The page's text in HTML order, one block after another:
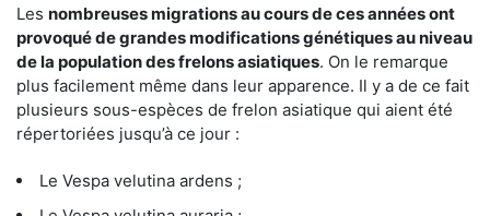
Les nombreuses migrations au cours de ces années ont
provoqué de grandes modifications génétiques au niveau
de la population des frelons asiatiques. On le remarque
plus facilement même dans leur apparence. Il y a de ce fait
plusieurs sous-espèces de frelon asiatique qui aient été
répertoriées jusqu’à ce jour :
Le Vespa velutina ardens ;